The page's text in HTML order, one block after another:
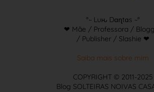
°~ Luԋ Dɑɳtɑs ~°
❤ Mãe / Professora /
/ Publisher / Slashie ❤
Saiba mais sobre mim
COPYRIGHT © 2011-2025
Blog SOLTEIRAS NOIVAS